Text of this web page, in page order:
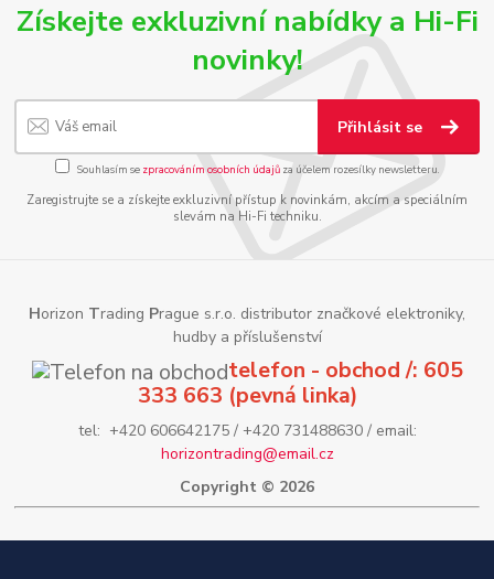
Získejte exkluzivní nabídky a Hi-Fi
novinky!
Přihlásit se
Souhlasím se zpracováním osobních údajůza účelem rozesílky newsletteru.
Zaregistrujte se a získejte exkluzivní přístup k novinkám, akcím a speciálním
slevám na Hi-Fi techniku.
Horizon Trading Prague s.r.o. distributor značkové elektroniky,
hudby a příslušenství
telefon - obchod /: 605
333 663 (pevná linka)
tel: +420 606642175 / +420 731488630 / email:
horizontrading@email.cz
Copyright © 2026